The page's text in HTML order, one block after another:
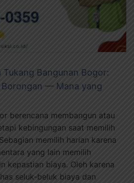
Tukang Bangunan Bogor:
Borongan — Mana yang
berencana membangun atau
kebingungan saat memilih
memilih harian karena
yang lain memilih
kepastian biaya. Oleh karena
seluk-beluk biaya dan